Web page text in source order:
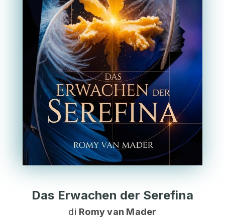
Das Erwachen der Serefina
di Romy van Mader